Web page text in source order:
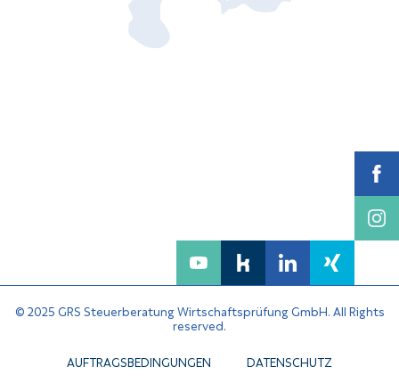
© 2025 GRS Steuerberatung Wirtschaftsprüfung GmbH. All Rights
reserved.
AUFTRAGSBEDINGUNGEN
DATENSCHUTZ